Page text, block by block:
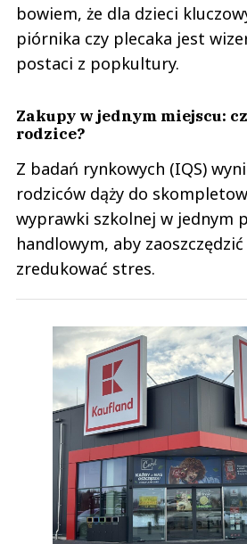
bowiem, że dla dzieci
piórnika czy plecaka jest
postaci z popkultury.
Zakupy w jednym miejscu:
rodzice?
Z badań rynkowych (IQS)
rodziców dąży do
wyprawki szkolnej w jednym
handlowym, aby zaoszczędzić
zredukować stres.